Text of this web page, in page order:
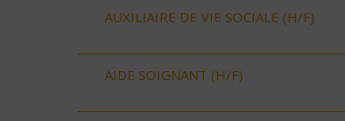
AUXILIAIRE DE VIE SOCIALE (H/F)
AIDE SOIGNANT (H/F)